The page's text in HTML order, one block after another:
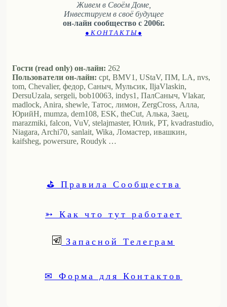
Живем в Своём Доме,
Инвестируем в своё будущее
он-лайн сообщество с 2006г.
● К О Н Т А К Т Ы ●
Гости (read only) он-лайн: 262
Пользователи он-лайн: cpt, BMV1, UStaV, ПМ, LA, nvs,
tom, Chevalier, федор, Саныч, Мульсик, IljaVlaskin,
DersuUzala, sergeli, bob10063, indys1, ПалСаныч, Vlakar,
madlock, Anira, shewle, Татос, лимон, ZergCross, Алла,
ЮрийН, mumza, dem108, ESK, theCut, Алька, Заец,
marazmiki, falcon, VuV, stelajmaster, Юлиk, PT, kvadrastudio,
Niagara, Archi70, sanlait, Wika, Ломастер, ивашкин,
kaifsheg, powersure, Roudyk …
⛳ Правила Сообщества
➳ Как что тут работает
Запасной Телеграм
✉ Форма для Контактов